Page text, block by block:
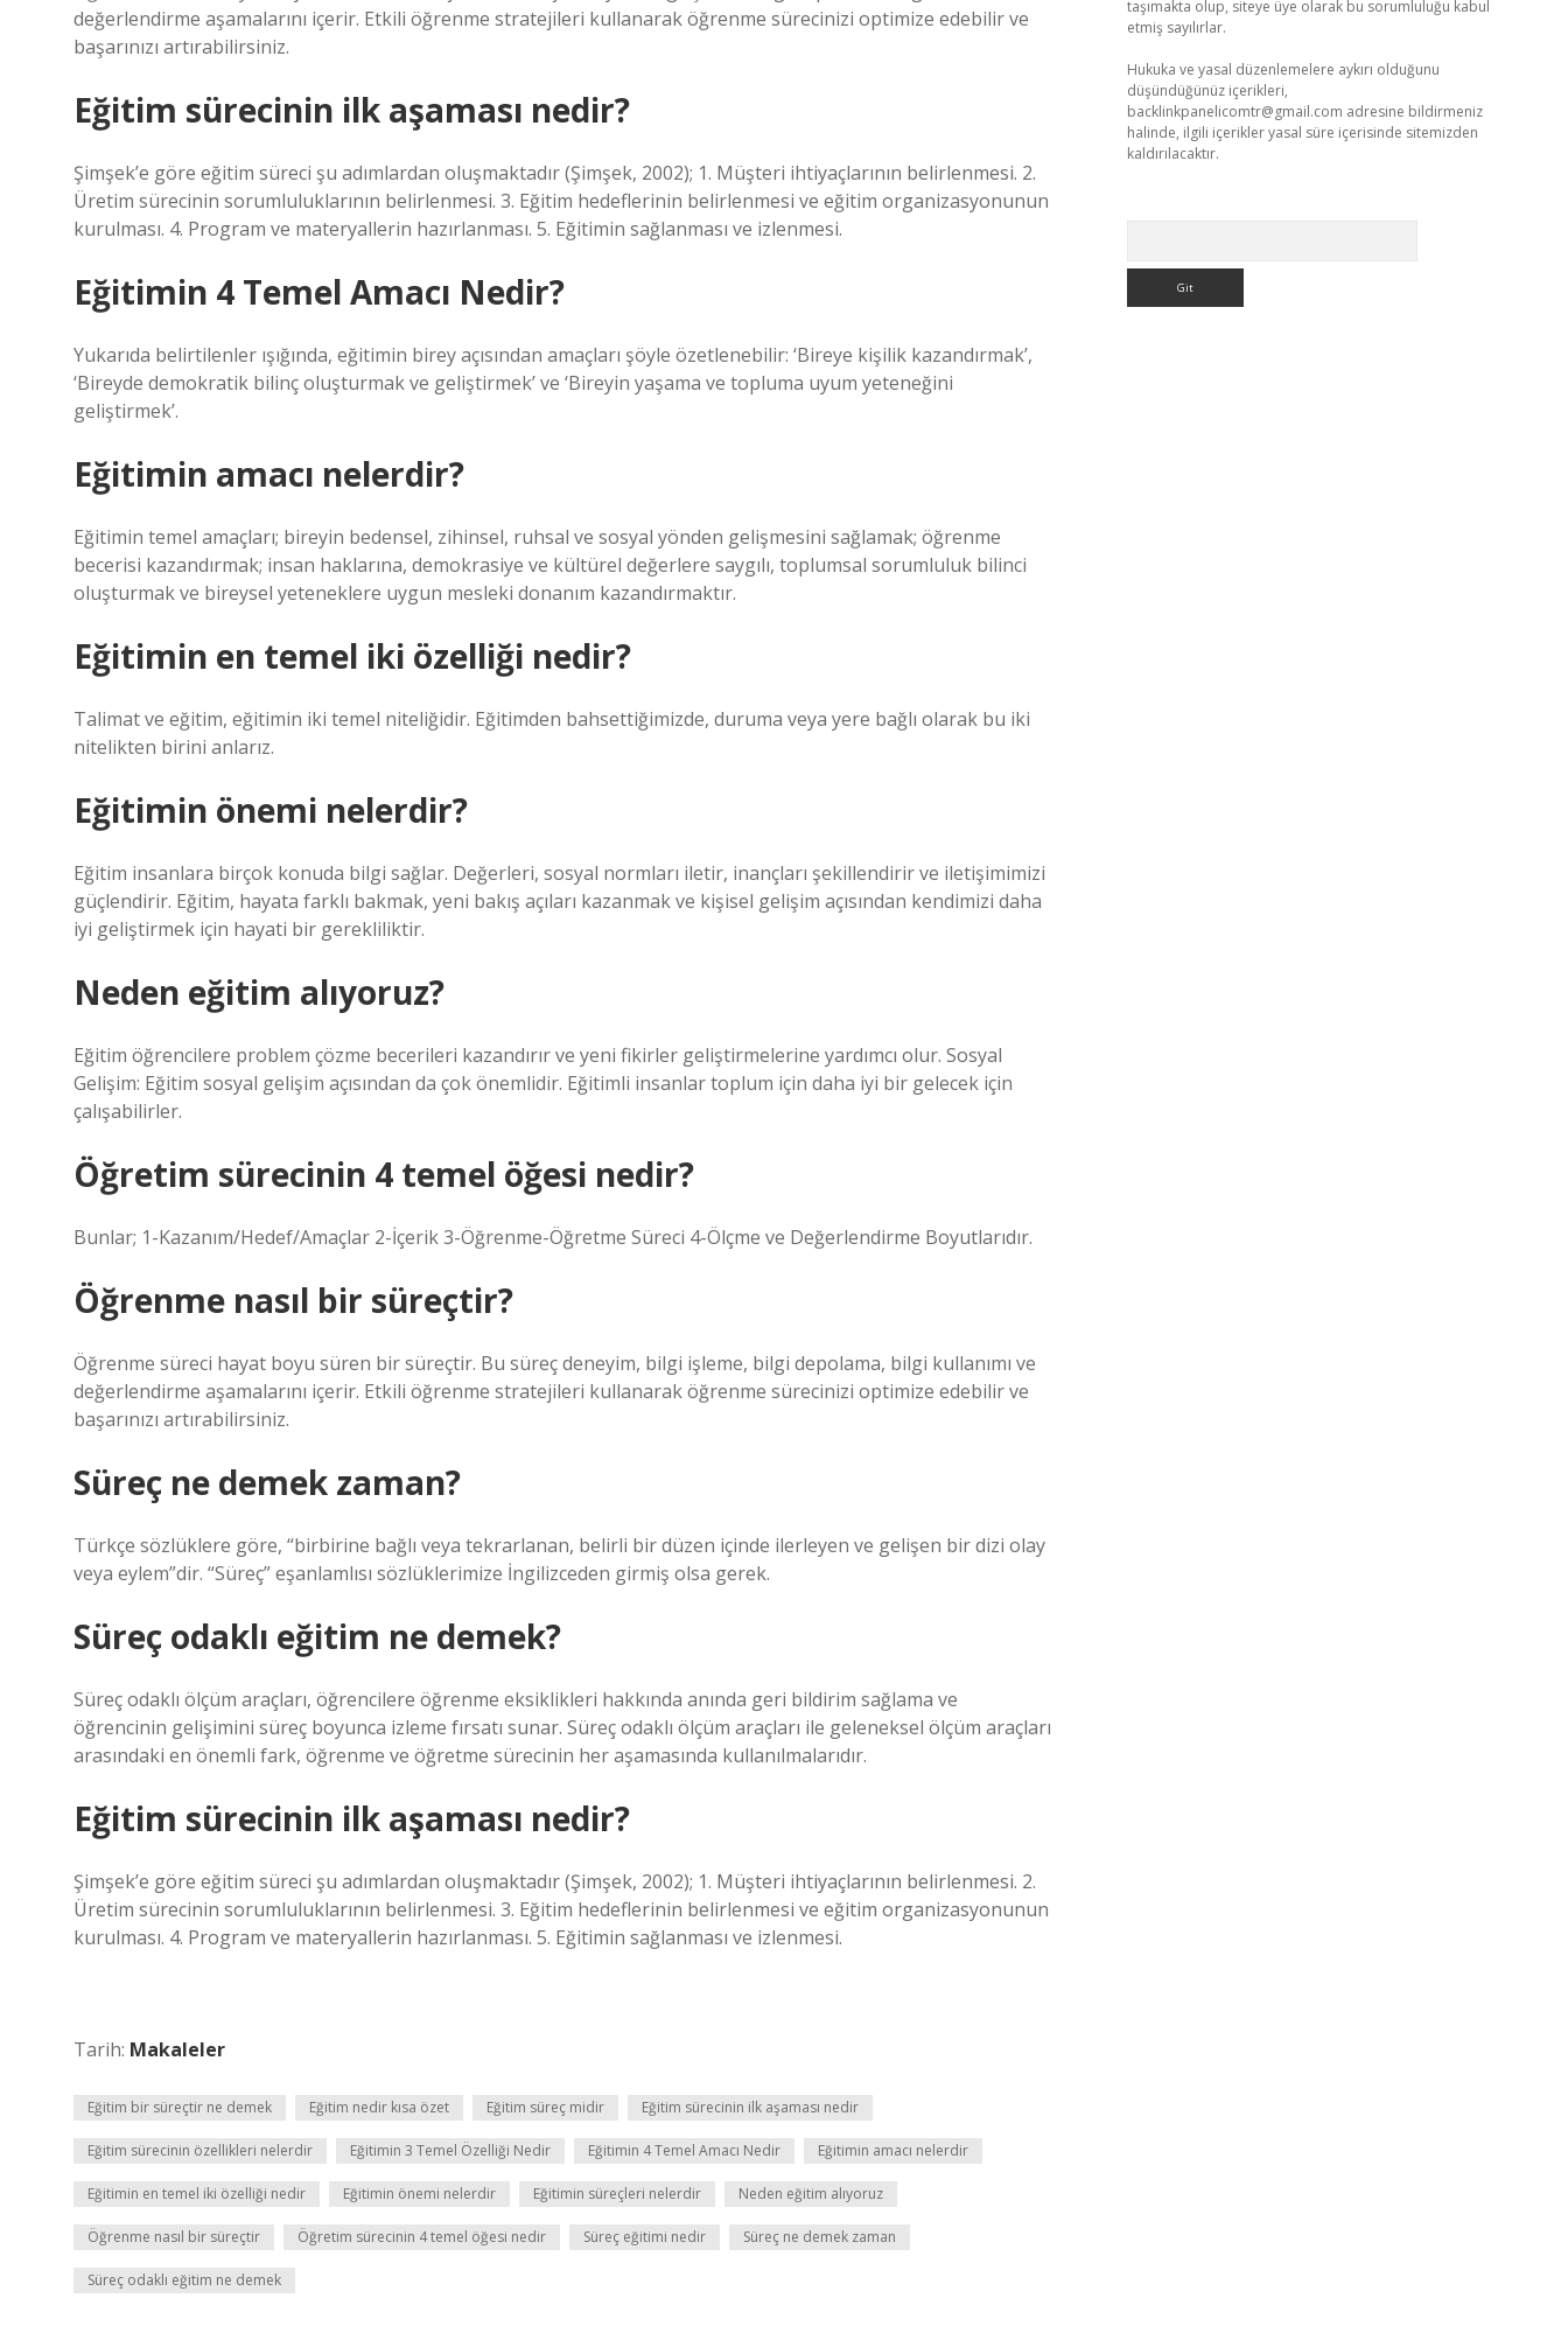
değerlendirme aşamalarını içerir. Etkili öğrenme stratejileri kullanarak öğrenme sürecinizi optimize edebilir ve
başarınızı artırabilirsiniz.
Eğitim sürecinin ilk aşaması nedir?
Şimşek’e göre eğitim süreci şu adımlardan oluşmaktadır (Şimşek, 2002); 1. Müşteri ihtiyaçlarının belirlenmesi. 2.
Üretim sürecinin sorumluluklarının belirlenmesi. 3. Eğitim hedeflerinin belirlenmesi ve eğitim organizasyonunun
kurulması. 4. Program ve materyallerin hazırlanması. 5. Eğitimin sağlanması ve izlenmesi.
Eğitimin 4 Temel Amacı Nedir?
Yukarıda belirtilenler ışığında, eğitimin birey açısından amaçları şöyle özetlenebilir: ‘Bireye kişilik kazandırmak’,
‘Bireyde demokratik bilinç oluşturmak ve geliştirmek’ ve ‘Bireyin yaşama ve topluma uyum yeteneğini
geliştirmek’.
Eğitimin amacı nelerdir?
Eğitimin temel amaçları; bireyin bedensel, zihinsel, ruhsal ve sosyal yönden gelişmesini sağlamak; öğrenme
becerisi kazandırmak; insan haklarına, demokrasiye ve kültürel değerlere saygılı, toplumsal sorumluluk bilinci
oluşturmak ve bireysel yeteneklere uygun mesleki donanım kazandırmaktır.
Eğitimin en temel iki özelliği nedir?
Talimat ve eğitim, eğitimin iki temel niteliğidir. Eğitimden bahsettiğimizde, duruma veya yere bağlı olarak bu iki
nitelikten birini anlarız.
Eğitimin önemi nelerdir?
Eğitim insanlara birçok konuda bilgi sağlar. Değerleri, sosyal normları iletir, inançları şekillendirir ve iletişimimizi
güçlendirir. Eğitim, hayata farklı bakmak, yeni bakış açıları kazanmak ve kişisel gelişim açısından kendimizi daha
iyi geliştirmek için hayati bir gerekliliktir.
Neden eğitim alıyoruz?
Eğitim öğrencilere problem çözme becerileri kazandırır ve yeni fikirler geliştirmelerine yardımcı olur. Sosyal
Gelişim: Eğitim sosyal gelişim açısından da çok önemlidir. Eğitimli insanlar toplum için daha iyi bir gelecek için
çalışabilirler.
Öğretim sürecinin 4 temel öğesi nedir?
Bunlar; 1-Kazanım/Hedef/Amaçlar 2-İçerik 3-Öğrenme-Öğretme Süreci 4-Ölçme ve Değerlendirme Boyutlarıdır.
Öğrenme nasıl bir süreçtir?
Öğrenme süreci hayat boyu süren bir süreçtir. Bu süreç deneyim, bilgi işleme, bilgi depolama, bilgi kullanımı ve
değerlendirme aşamalarını içerir. Etkili öğrenme stratejileri kullanarak öğrenme sürecinizi optimize edebilir ve
başarınızı artırabilirsiniz.
Süreç ne demek zaman?
Türkçe sözlüklere göre, “birbirine bağlı veya tekrarlanan, belirli bir düzen içinde ilerleyen ve gelişen bir dizi olay
veya eylem”dir. “Süreç” eşanlamlısı sözlüklerimize İngilizceden girmiş olsa gerek.
Süreç odaklı eğitim ne demek?
Süreç odaklı ölçüm araçları, öğrencilere öğrenme eksiklikleri hakkında anında geri bildirim sağlama ve
öğrencinin gelişimini süreç boyunca izleme fırsatı sunar. Süreç odaklı ölçüm araçları ile geleneksel ölçüm araçları
arasındaki en önemli fark, öğrenme ve öğretme sürecinin her aşamasında kullanılmalarıdır.
Eğitim sürecinin ilk aşaması nedir?
Şimşek’e göre eğitim süreci şu adımlardan oluşmaktadır (Şimşek, 2002); 1. Müşteri ihtiyaçlarının belirlenmesi. 2.
Üretim sürecinin sorumluluklarının belirlenmesi. 3. Eğitim hedeflerinin belirlenmesi ve eğitim organizasyonunun
kurulması. 4. Program ve materyallerin hazırlanması. 5. Eğitimin sağlanması ve izlenmesi.
Tarih: Makaleler
Eğitim bir süreçtir ne demek Eğitim nedir kısa özet Eğitim süreç midir Eğitim sürecinin ilk aşaması nedir
Eğitim sürecinin özellikleri nelerdir Eğitimin 3 Temel Özelliği Nedir Eğitimin 4 Temel Amacı Nedir Eğitimin amacı nelerdir
Eğitimin en temel iki özelliği nedir Eğitimin önemi nelerdir Eğitimin süreçleri nelerdir Neden eğitim alıyoruz
Öğrenme nasıl bir süreçtir Öğretim sürecinin 4 temel öğesi nedir Süreç eğitimi nedir Süreç ne demek zaman
Süreç odaklı eğitim ne demek
taşımakta olup, siteye üye olarak bu sorumluluğu kabul
etmiş sayılırlar.
Hukuka ve yasal düzenlemelere aykırı olduğunu
düşündüğünüz içerikleri,
backlinkpanelicomtr@gmail.com adresine bildirmeniz
halinde, ilgili içerikler yasal süre içerisinde sitemizden
kaldırılacaktır.